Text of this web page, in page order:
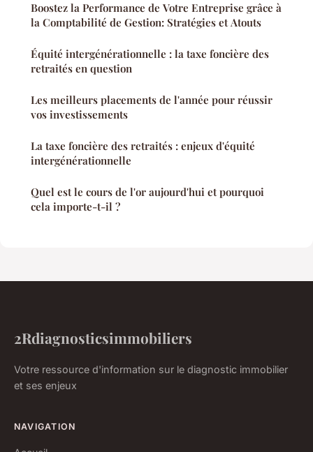
Boostez la Performance de Votre Entreprise grâce à
la Comptabilité de Gestion: Stratégies et Atouts
Équité intergénérationnelle : la taxe foncière des
retraités en question
Les meilleurs placements de l'année pour réussir
vos investissements
La taxe foncière des retraités : enjeux d'équité
intergénérationnelle
Quel est le cours de l'or aujourd'hui et pourquoi
cela importe-t-il ?
2Rdiagnosticsimmobiliers
Votre ressource d'information sur le diagnostic immobilier
et ses enjeux
NAVIGATION